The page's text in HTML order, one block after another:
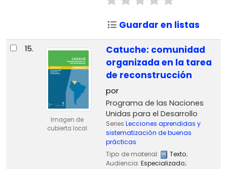
Guardar en listas
15.
Imagen de
cubierta local
Catuche: comunidad
organizada en la tarea
de reconstrucción
por
Programa de las Naciones
Unidas para el Desarrollo
Series Lecciones aprendidas y
sistematización de buenas
prácticas
Tipo de material:
Texto;
Audiencia: Especializado;